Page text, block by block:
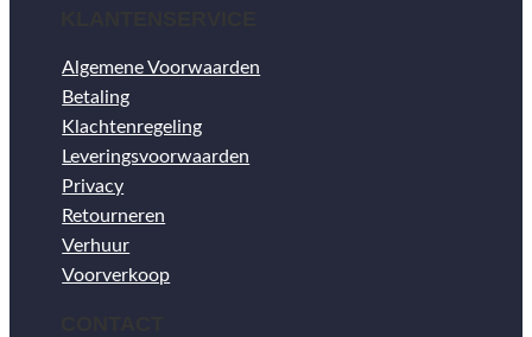
Algemene Voorwaarden
Betaling
Klachtenregeling
Leveringsvoorwaarden
Privacy
Retourneren
Verhuur
Voorverkoop